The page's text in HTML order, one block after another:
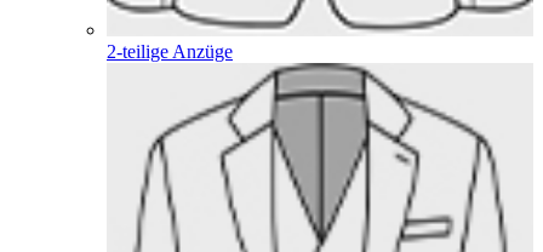
2-teilige Anzüge